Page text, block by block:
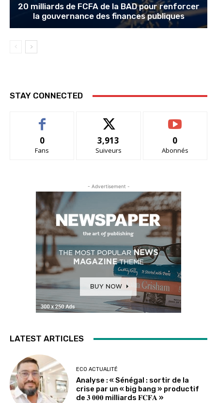
20 milliards de FCFA de la BAD pour renforcer
la gouvernance des finances publiques
STAY CONNECTED
0
Fans
3,913
Suiveurs
0
Abonnés
- Advertisement -
LATEST ARTICLES
ECO ACTUALITÉ
Analyse : « Sénégal : sortir de la
crise par un « big bang » productif
de 𝟑 𝟎𝟎𝟎 milliards 𝐅𝐂𝐅𝐀 »